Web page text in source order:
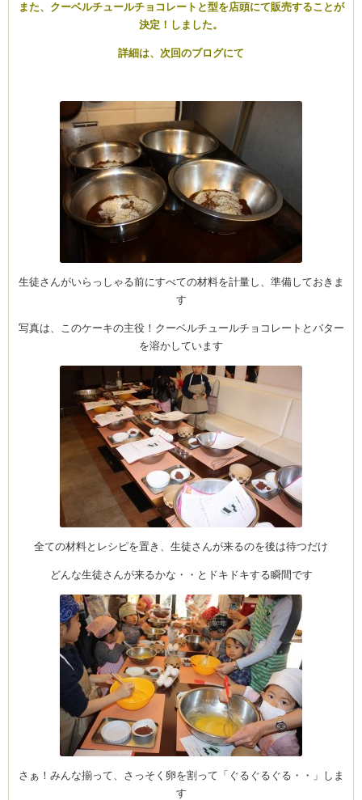
ム
また、クーベルチュールチョコレートと型を店頭にて販売することが
決定！しました。
詳細は、次回のブログにて
生徒さんがいらっしゃる前にすべての材料を計量し、準備しておきま
す
写真は、このケーキの主役！クーベルチュールチョコレートとバター
を溶かしています
全ての材料とレシピを置き、生徒さんが来るのを後は待つだけ
どんな生徒さんが来るかな・・とドキドキする瞬間です
さぁ！みんな揃って、さっそく卵を割って「ぐるぐるぐる・・」しま
す